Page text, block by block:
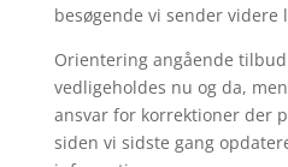
besøgende vi sender videre
Orientering angående
vedligeholdes nu og da,
ansvar for korrektioner der
siden vi sidste gang